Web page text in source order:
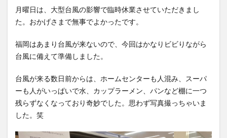
イギ
リス
軍ベ
ーパ
ン
１．
【NEW
ARRIVAL】
ドイツ軍
月曜日は、大型台風の影響で臨時休業させていただきまし
た。おかげさまで無事でよかったです。
福岡はあまり台風が来ないので、今回はかなりビビりながら
台風に備えて準備しました。
台風が来る数日前からは、ホームセンターも人混み、スーパ
ーも人がいっぱいで水、カップラーメン、パンなど棚に一つ
残らずなくなっており奇妙でした。思わず写真撮っちゃいま
した。笑